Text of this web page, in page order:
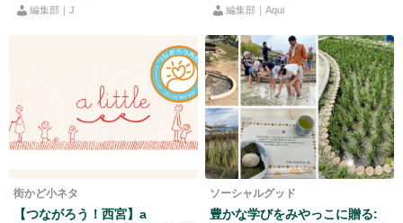
編集部｜J
編集部｜Aqui
街かど小ネタ
【つながろう！西宮】a
ソーシャルグッド
豊かな学びをみやっこに贈る: